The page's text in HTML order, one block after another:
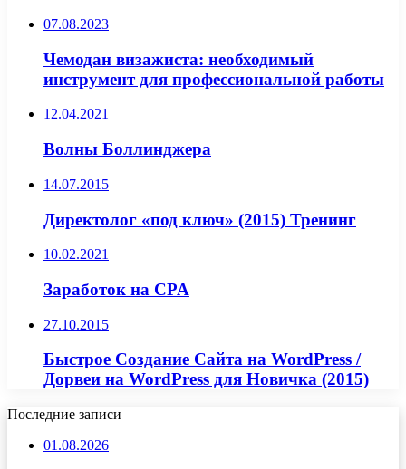
07.08.2023
Чемодан визажиста: необходимый
инструмент для профессиональной работы
12.04.2021
Волны Боллинджера
14.07.2015
Директолог «под ключ» (2015) Тренинг
10.02.2021
Заработок на CPA
27.10.2015
Быстрое Создание Сайта на WordPress /
Дорвеи на WordPress для Новичка (2015)
Последние записи
01.08.2026